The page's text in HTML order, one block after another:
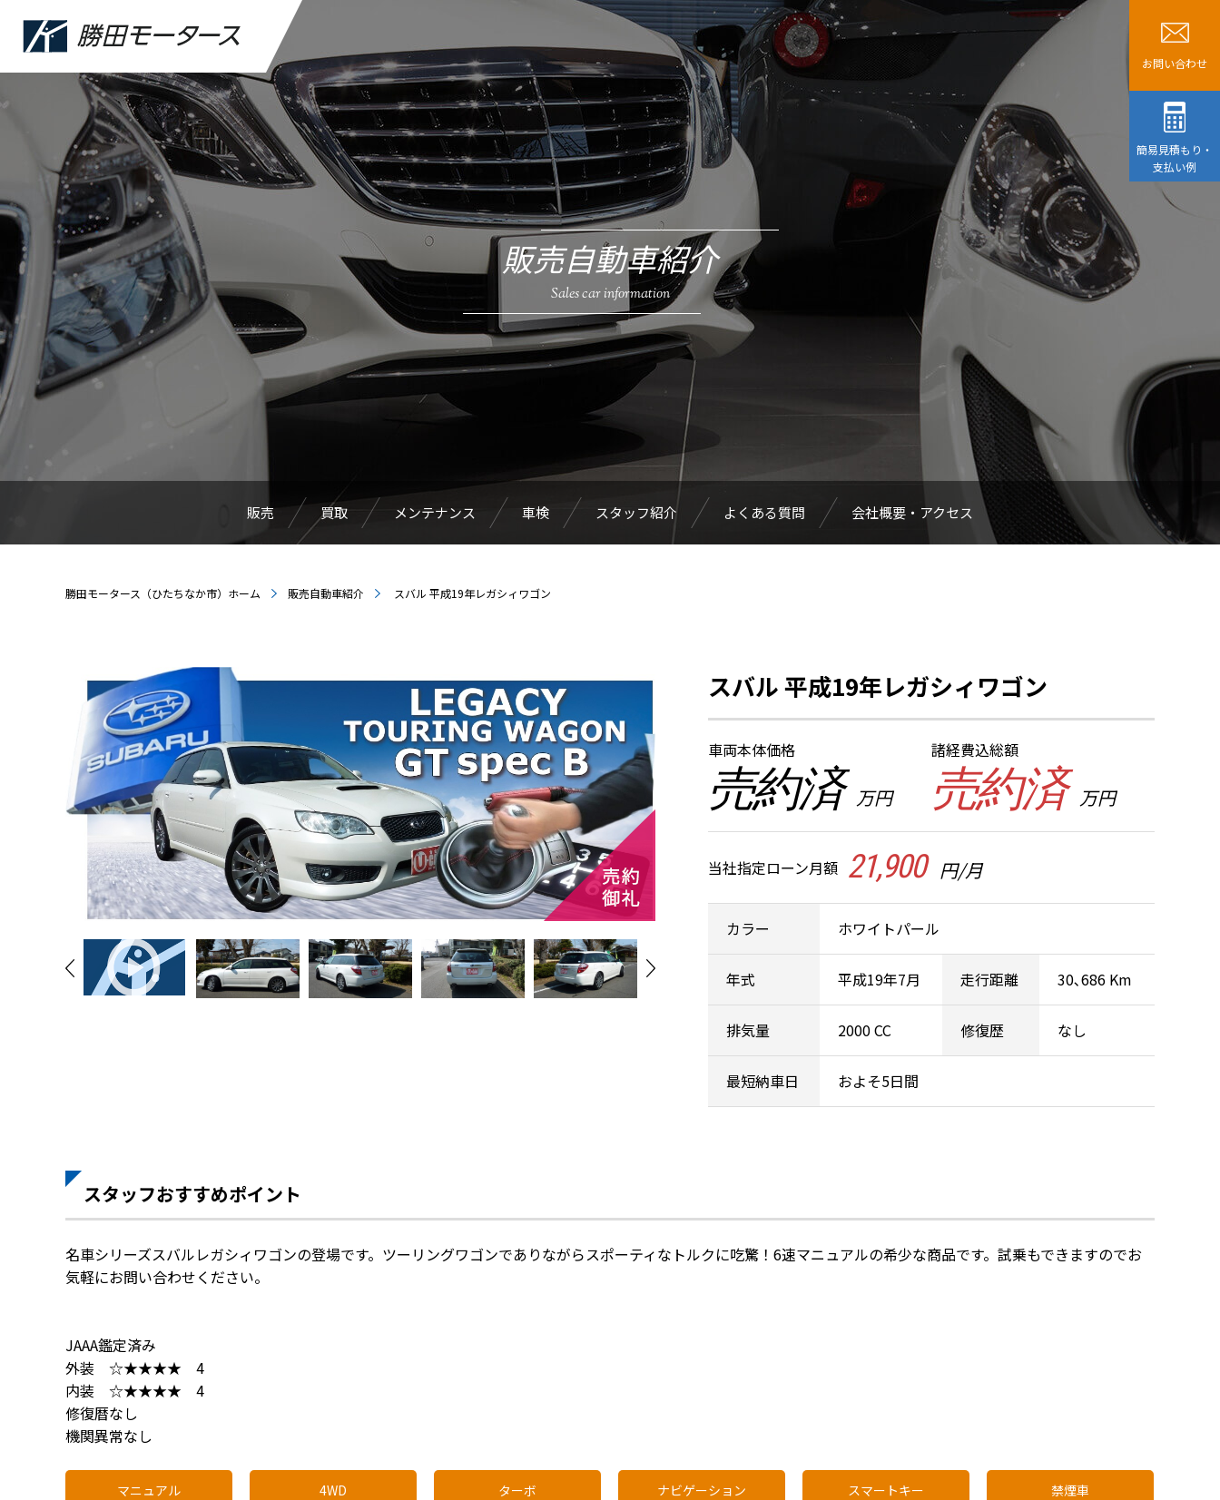
お問い合わせ
簡易見積もり・
支払い例
販売自動車紹介
Sales car information
販売 買取 メンテナンス 車検 スタッフ紹介 よくある質問 会社概要・アクセス
勝田モータース（ひたちなか市）ホーム 販売自動車紹介 スバル 平成19年レガシィワゴン
スバル 平成19年レガシィワゴン
車両本体価格
売約済 万円
諸経費込総額
売約済 万円
当社指定ローン月額 21,900 円/月
カラー ホワイトパール
年式 平成19年7月 走行距離 30､686 Km
排気量 2000 CC 修復歴 なし
最短納車日 およそ5日間
スタッフおすすめポイント
名車シリーズスバルレガシィワゴンの登場です。ツーリングワゴンでありながらスポーティなトルクに吃驚！6速マニュアルの希少な商品です。試乗もできますのでお
気軽にお問い合わせください。
JAAA鑑定済み
外装 ☆★★★★ 4
内装 ☆★★★★ 4
修復暦なし
機関異常なし
マニュアル 4WD ターボ ナビゲーション スマートキー 禁煙車